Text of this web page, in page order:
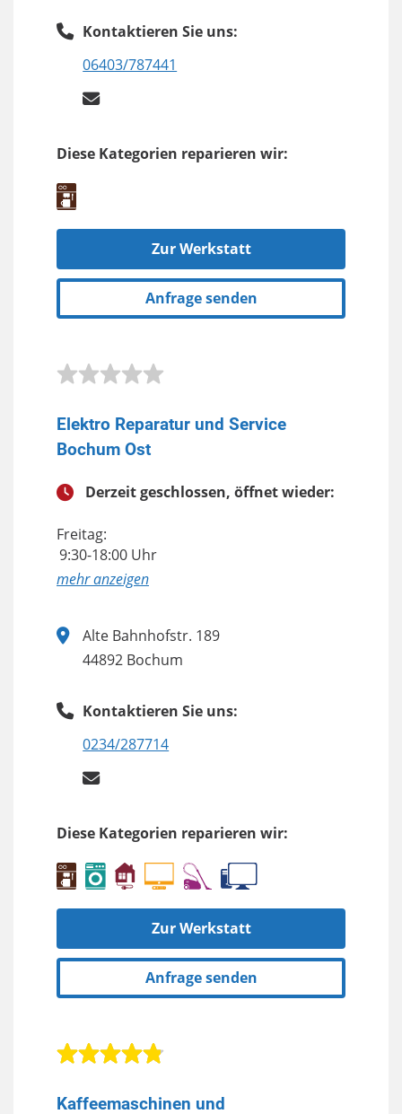
Kontaktieren Sie uns:
06403/787441
Diese Kategorien reparieren wir:
Zur Werkstatt
Anfrage senden
Elektro Reparatur und Service
Bochum Ost
Derzeit geschlossen, öffnet wieder:
Freitag:
9:30-18:00 Uhr
anzeigen
Alte Bahnhofstr. 189
44892 Bochum
Kontaktieren Sie uns:
0234/287714
Diese Kategorien reparieren wir:
Zur Werkstatt
Anfrage senden
Kaffeemaschinen und